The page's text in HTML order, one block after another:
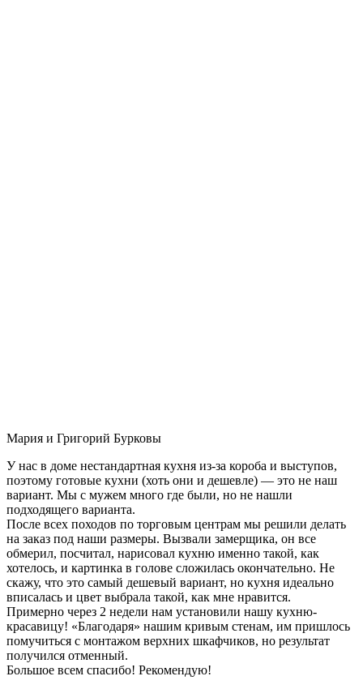
Мария и Григорий Бурковы
У нас в доме нестандартная кухня из-за короба и выступов,
поэтому готовые кухни (хоть они и дешевле) — это не наш
вариант. Мы с мужем много где были, но не нашли
подходящего варианта.
После всех походов по торговым центрам мы решили делать
на заказ под наши размеры. Вызвали замерщика, он все
обмерил, посчитал, нарисовал кухню именно такой, как
хотелось, и картинка в голове сложилась окончательно. Не
скажу, что это самый дешевый вариант, но кухня идеально
вписалась и цвет выбрала такой, как мне нравится.
Примерно через 2 недели нам установили нашу кухню-
красавицу! «Благодаря» нашим кривым стенам, им пришлось
помучиться с монтажом верхних шкафчиков, но результат
получился отменный.
Большое всем спасибо! Рекомендую!